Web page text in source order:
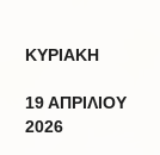
ΚΥΡΙΑΚΗ
19 ΑΠΡΙΛΙΟΥ
2026